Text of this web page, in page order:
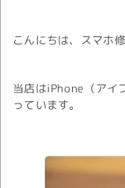
こんにちは、スマホ
当店はiPhone（アイ
っています。